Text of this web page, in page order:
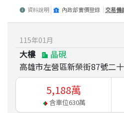
資料說明 內政部實價登錄 交易備
115年01月
大樓
晶硯
高雄市左營區新榮街87號二
5,188萬
含車位630萬